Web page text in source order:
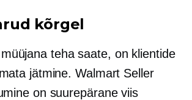
kõrgel
teha saate, on klientide
jätmine. Walmart Seller
on suurepärane viis